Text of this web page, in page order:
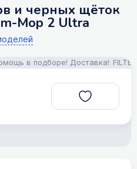
и черных щёток
Mop 2 Ultra
в подборе! Доставка! FILTERIX